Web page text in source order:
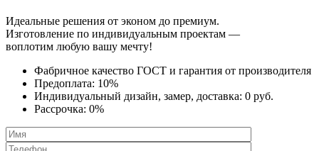
Идеальные решения от эконом до премиум.
Изготовление по индивидуальным проектам —
воплотим любую вашу мечту!
Фабричное качество ГОСТ и гарантия от производителя
Предоплата: 10%
Индивидуальный дизайн, замер, доставка: 0 руб.
Рассрочка: 0%